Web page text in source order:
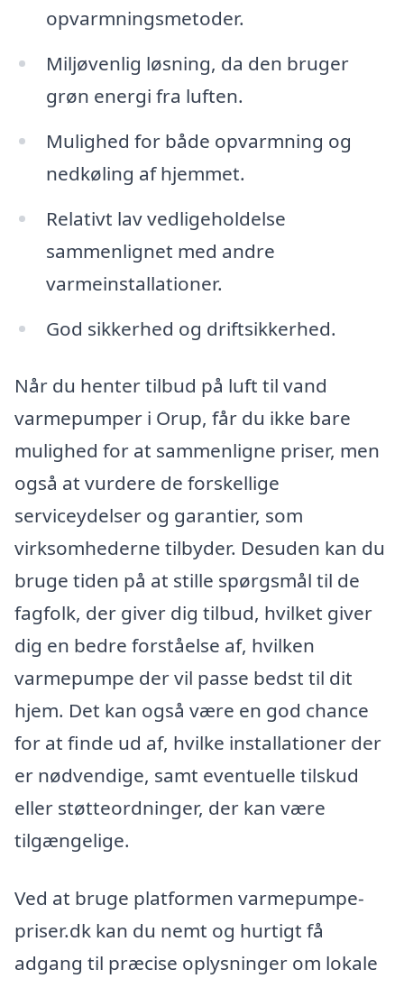
opvarmningsmetoder.
Miljøvenlig løsning, da den bruger
grøn energi fra luften.
Mulighed for både opvarmning og
nedkøling af hjemmet.
Relativt lav vedligeholdelse
sammenlignet med andre
varmeinstallationer.
God sikkerhed og driftsikkerhed.
Når du henter tilbud på luft til vand
varmepumper i Orup, får du ikke bare
mulighed for at sammenligne priser, men
også at vurdere de forskellige
serviceydelser og garantier, som
virksomhederne tilbyder. Desuden kan du
bruge tiden på at stille spørgsmål til de
fagfolk, der giver dig tilbud, hvilket giver
dig en bedre forståelse af, hvilken
varmepumpe der vil passe bedst til dit
hjem. Det kan også være en god chance
for at finde ud af, hvilke installationer der
er nødvendige, samt eventuelle tilskud
eller støtteordninger, der kan være
tilgængelige.
Ved at bruge platformen varmepumpe-
priser.dk kan du nemt og hurtigt få
adgang til præcise oplysninger om lokale